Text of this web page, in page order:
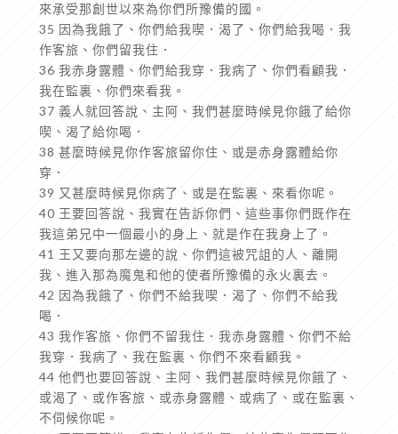
來承受那創世以來為你們所豫備的國。
35 因為我餓了、你們給我喫．渴了、你們給我喝．我
作客旅、你們留我住．
36 我赤身露體、你們給我穿．我病了、你們看顧我．
我在監裏、你們來看我。
37 義人就回答說、主阿、我們甚麼時候見你餓了給你
喫、渴了給你喝．
38 甚麼時候見你作客旅留你住、或是赤身露體給你
穿．
39 又甚麼時候見你病了、或是在監裏、來看你呢。
40 王要回答說、我實在告訴你們、這些事你們既作在
我這弟兄中一個最小的身上、就是作在我身上了。
41 王又要向那左邊的說、你們這被咒詛的人、離開
我、進入那為魔鬼和他的使者所豫備的永火裏去。
42 因為我餓了、你們不給我喫．渴了、你們不給我
喝．
43 我作客旅、你們不留我住．我赤身露體、你們不給
我穿．我病了、我在監裏、你們不來看顧我。
44 他們也要回答說、主阿、我們甚麼時候見你餓了、
或渴了、或作客旅、或赤身露體、或病了、或在監裏、
不伺候你呢。